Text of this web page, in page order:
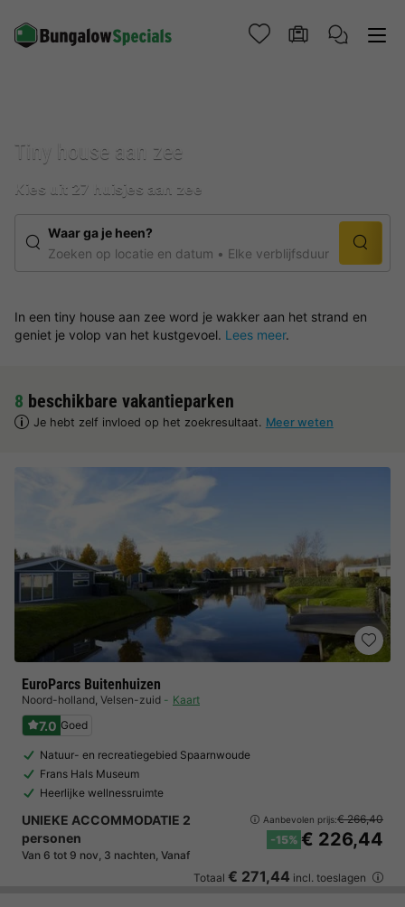
Tiny house aan zee
Kies uit 27 huisjes aan zee
Waar ga je heen?
Zoeken op locatie en datum
Elke verblijfsduur
In een tiny house aan zee word je wakker aan het strand en
geniet je volop van het kustgevoel. Lees meer.
8 beschikbare vakantieparken
Je hebt zelf invloed op het zoekresultaat. Meer weten
EuroParcs Buitenhuizen
Noord-holland, Velsen-zuid Kaart
7.0 Goed
Natuur- en recreatiegebied Spaarnwoude
Frans Hals Museum
Heerlijke wellnessruimte
UNIEKE ACCOMMODATIE 2
personen
Van 6 tot 9 nov, 3 nachten, Vanaf
Aanbevolen prijs:€ 266,40
-15% € 226,44
Totaal € 271,44 incl. toeslagen